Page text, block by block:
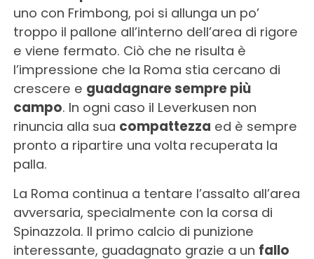
uno con Frimbong, poi si allunga un po’
troppo il pallone all’interno dell’area di rigore
e viene fermato. Ciò che ne risulta è
l’impressione che la Roma stia cercano di
crescere e guadagnare sempre più
campo. In ogni caso il Leverkusen non
rinuncia alla sua compattezza ed è sempre
pronto a ripartire una volta recuperata la
palla.
La Roma continua a tentare l’assalto all’area
avversaria, specialmente con la corsa di
Spinazzola. Il primo calcio di punizione
interessante, guadagnato grazie a un fallo